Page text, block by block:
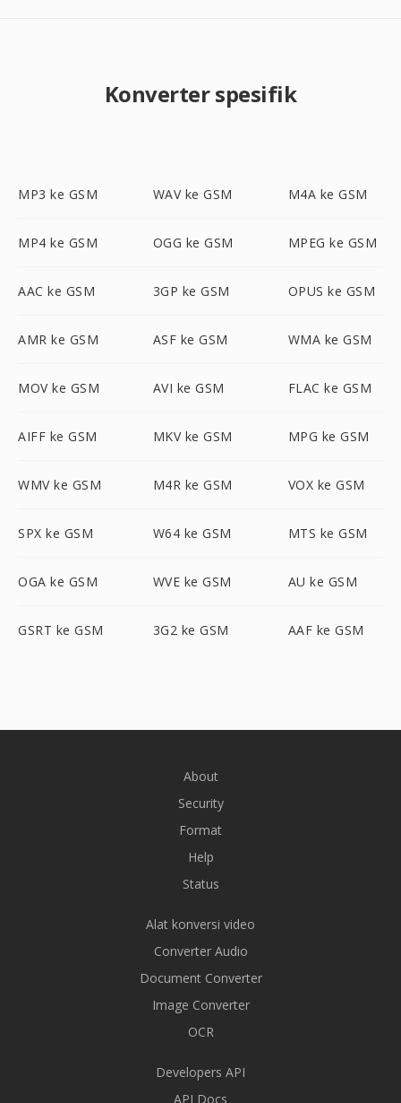
Konverter spesifik
MP3 ke GSM WAV ke GSM M4A ke GSM
MP4 ke GSM OGG ke GSM MPEG ke GSM
AAC ke GSM 3GP ke GSM OPUS ke GSM
AMR ke GSM ASF ke GSM WMA ke GSM
MOV ke GSM AVI ke GSM FLAC ke GSM
AIFF ke GSM MKV ke GSM MPG ke GSM
WMV ke GSM M4R ke GSM VOX ke GSM
SPX ke GSM W64 ke GSM MTS ke GSM
OGA ke GSM WVE ke GSM AU ke GSM
GSRT ke GSM 3G2 ke GSM AAF ke GSM
About
Security
Format
Help
Status
Alat konversi video
Converter Audio
Document Converter
Image Converter
OCR
Developers API
API Docs